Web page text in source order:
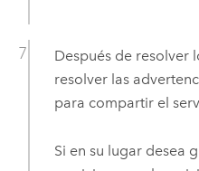
Después de resolver
resolver las
para compartir el
Si en su lugar desea